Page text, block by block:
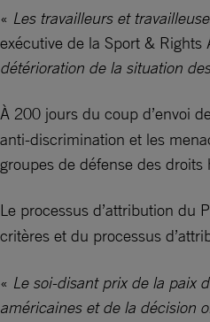
« Les travailleurs et
exécutive de la Sport & Rights
détérioration de la situation
À 200 jours du coup d’envoi
anti-discrimination et les
groupes de défense des droits
Le processus d’attribution du
critères et du processus
« Le soi-disant prix de la paix
américaines et de la décision